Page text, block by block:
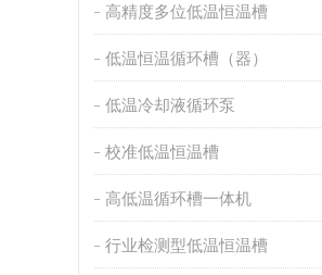
高精度多位低温恒温槽
低温恒温循环槽（器）
低温冷却液循环泵
校准低温恒温槽
高低温循环槽一体机
行业检测型低温恒温槽